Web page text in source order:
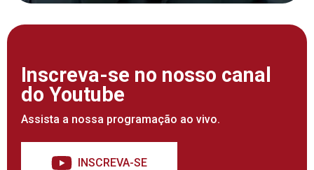
Inscreva-se no nosso canal
do Youtube
Assista a nossa programação ao vivo.
INSCREVA-SE